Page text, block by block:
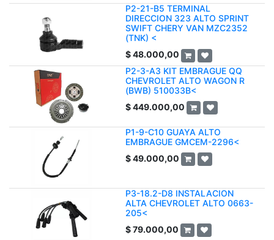
P2-21-B5 TERMINAL
DIRECCION 323 ALTO SPRINT
SWIFT CHERY VAN MZC2352
(TNK) <
$48.000,00
P2-3-A3 KIT EMBRAGUE QQ
CHEVROLET ALTO WAGON R
(BWB) 510033B<
$449.000,00
P1-9-C10 GUAYA ALTO
EMBRAGUE GMCEM-2296<
$49.000,00
P3-18.2-D8 INSTALACION
ALTA CHEVROLET ALTO 0663-
205<
$79.000,00